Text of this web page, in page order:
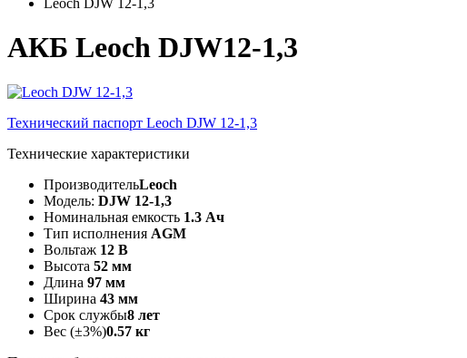
Leoch DJW 12-1,3
АКБ Leoch DJW12-1,3
Технический паспорт Leoch DJW 12-1,3
Технические характеристики
ПроизводительLeoch
Модель: DJW 12-1,3
Номинальная емкость 1.3 Ач
Тип исполнения AGM
Вольтаж 12 В
Высота 52 мм
Длина 97 мм
Ширина 43 мм
Срок службы8 лет
Вес (±3%)0.57 кг